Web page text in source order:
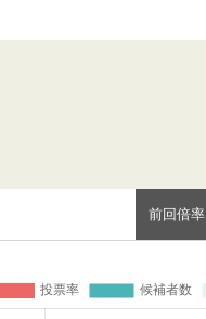
前回倍率